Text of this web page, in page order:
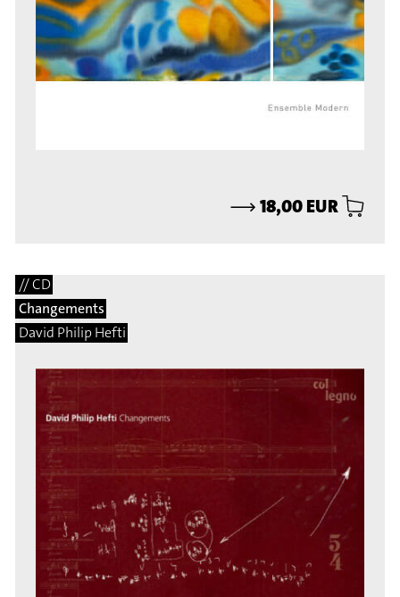
⟶18,00 EUR
// CD
Changements
David Philip Hefti